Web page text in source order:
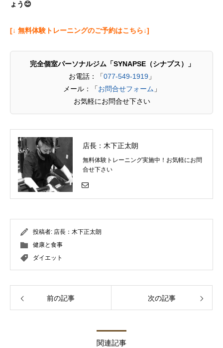
ょう 😊
[↓ 無料体験トレーニングのご予約はこちら↓]
完全個室パーソナルジム「SYNAPSE（シナプス）」
お電話：「077-549-1919 」
メール：「お問合せフォーム 」
お気軽にお問合せ下さい
店長：木下正太朗
無料体験トレーニング実施中！お気軽にお問
合せ下さい
投稿者: 店長：木下正太朗
健康と食事
ダイエット
前の記事 次の記事
関連記事